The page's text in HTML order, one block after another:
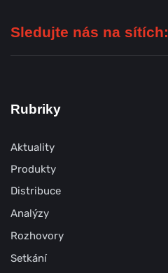
Sledujte nás na sítích:
Rubriky
Aktuality
Produkty
Distribuce
Analýzy
Rozhovory
Setkání